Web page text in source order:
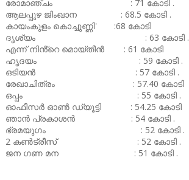
രോമാഞ്ചം : 71 കോടി .
ആലപ്പുഴ ജിംഖാന : 68.5 കോടി .
കായംകുളം കൊച്ചുണ്ണി' :68 കോടി
ദൃശ്യം : 63 കോടി .
എന്ന് നിൻ്റെ മൊയ്തീൻ : 61 കോടി
ഹൃദയം : 59 കോടി .
ഒടിയൻ : 57 കോടി .
രേഖാചിത്രം : 57.40 കോടി
ഒപ്പം : 55 കോടി .
ഓഫീസർ ഓൺ ഡ്യൂട്ടി : 54.25 കോടി
ഞാൻ പ്രകാശൻ : 54 കോടി .
ഭ്രമയുഗം : 52 കോടി .
2 കൺട്രീസ് : 52 കോടി .
ജന ഗണ മന : 51 കോടി .